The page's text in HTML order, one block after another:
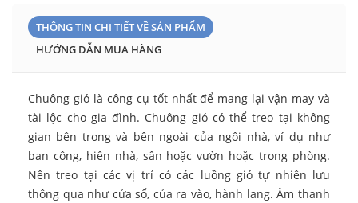
THÔNG TIN CHI TIẾT VỀ SẢN PHẨM
HƯỚNG DẪN MUA HÀNG
Chuông gió là công cụ tốt nhất để mang lại vận may và
tài lộc cho gia đình. Chuông gió có thể treo tại không
gian bên trong và bên ngoài của ngôi nhà, ví dụ như
ban công, hiên nhà, sân hoặc vườn hoặc trong phòng.
Nên treo tại các vị trí có các luồng gió tự nhiên lưu
thông qua như cửa sổ, của ra vào, hành lang. Âm thanh